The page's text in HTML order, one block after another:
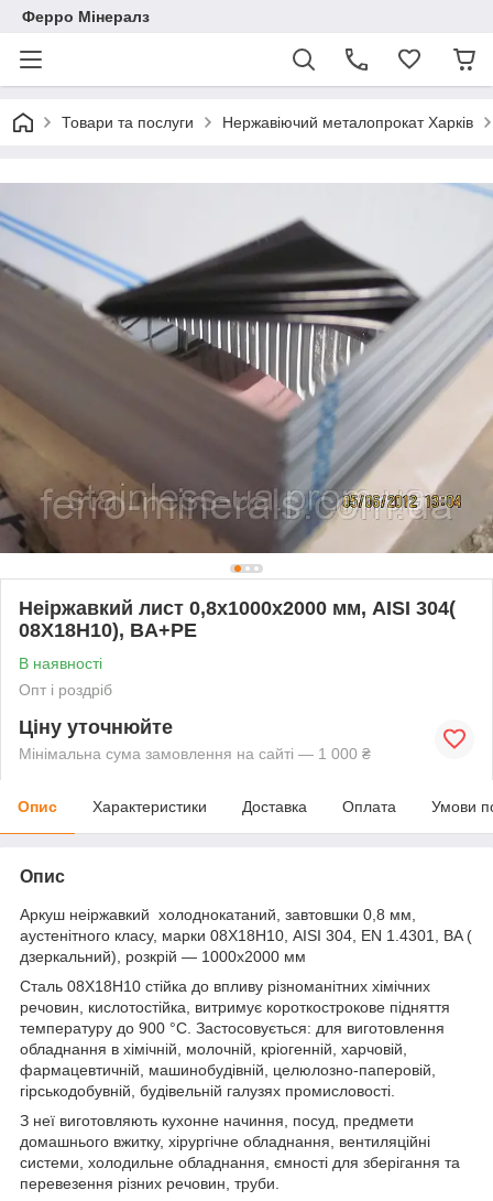
Ферро Мінералз
Товари та послуги Нержавіючий металопрокат Харків
Неіржавкий лист 0,8х1000х2000 мм, AISI 304(
08X18H10), BA+РЕ
В наявності
Опт і роздріб
Ціну уточнюйте
Мінімальна сума замовлення на сайті — 1 000 ₴
Опис Характеристики Доставка Оплата Умови
Опис
Аркуш неіржавкий холоднокатаний, завтовшки 0,8 мм,
аустенітного класу, марки 08Х18Н10, AISI 304, EN 1.4301, BA (
дзеркальний), розкрій — 1000х2000 мм
Сталь 08Х18Н10 стійка до впливу різноманітних хімічних
речовин, кислотостійка, витримує короткострокове підняття
температуру до 900 °C. Застосовується: для виготовлення
обладнання в хімічній, молочній, кріогенній, харчовій,
фармацевтичній, машинобудівній, целюлозно-паперовій,
гірськодобувній, будівельній галузях промисловості.
З неї виготовляють кухонне начиння, посуд, предмети
домашнього вжитку, хірургічне обладнання, вентиляційні
системи, холодильне обладнання, ємності для зберігання та
перевезення різних речовин, труби.